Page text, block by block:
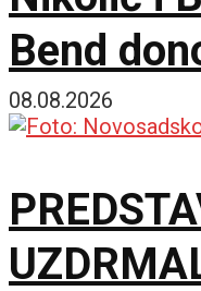
Bend
provod u
08.08.2026